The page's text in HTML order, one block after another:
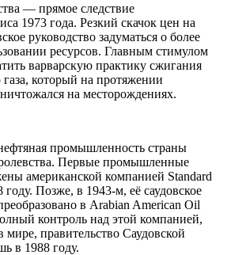
— прямое следствие
1973 года. Резкий скачок цен на
руководство задуматься о более
ресурсов. Главным стимулом
варварскую практику сжигания
который на протяжении
на месторождениях.
промышленность страны
Первые промышленные
американской компанией Standard
Позже, в 1943-м, её саудовское
в Arabian American Oil
контроль над этой компанией,
правительство Саудовской
в 1988 году.